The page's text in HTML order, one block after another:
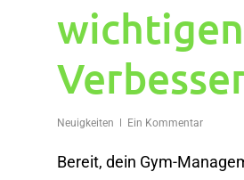
wichtigen
Neuigkeiten Ein Kommentar
Bereit, dein Gym-